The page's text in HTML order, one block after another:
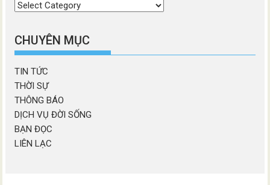
Chọn
mục
CHUYÊN MỤC
TIN TỨC
THỜI SỰ
THÔNG BÁO
DỊCH VỤ ĐỜI SỐNG
BẠN ĐỌC
LIÊN LẠC